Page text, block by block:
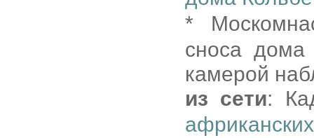
*
сноса
камерой
из сети: